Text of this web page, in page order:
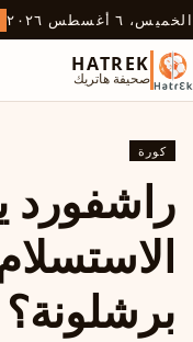
الخميس، ٦ أغسطس ٢٠٢٦
HATREK
صحيفة هاتريك
كورة